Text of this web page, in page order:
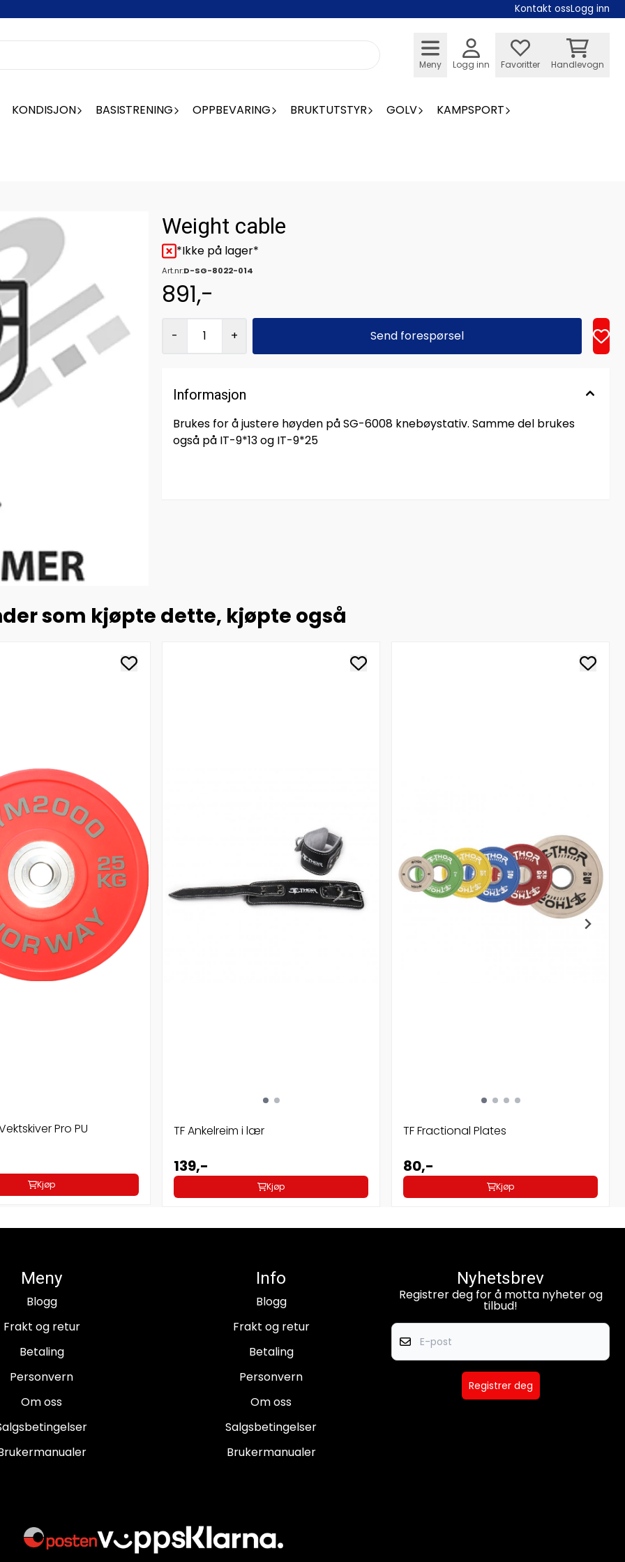
Kontakt ossLogg inn
Meny Logg inn Favoritter Handlevogn
KONDISJON BASISTRENING OPPBEVARING BRUKTUTSTYR GOLV KAMPSPORT
Weight cable
*Ikke på lager*
Art.nr:D-SG-8022-014
891,-
- + Send forespørsel
Informasjon
Brukes for å justere høyden på SG-6008 knebøystativ. Samme del brukes
også på IT-9*13 og IT-9*25
som kjøpte dette, kjøpte også
Pro PU
Kjøp
TF Ankelreim i lær
139,-
Kjøp
TF Fractional Plates
80,-
Kjøp
Meny
Blogg
Frakt og retur
Betaling
Personvern
Om oss
Info
Blogg
Frakt og retur
Betaling
Personvern
Om oss
Salgsbetingelser
Brukermanualer
Nyhetsbrev
Registrer deg for å motta nyheter og
tilbud!
Registrer deg